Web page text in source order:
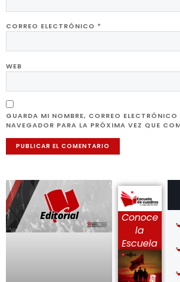
CORREO ELECTRÓNICO *
WEB
GUARDA MI NOMBRE, CORREO ELECTRÓNICO
NAVEGADOR PARA LA PRÓXIMA VEZ QUE
Conoce
la
Escuela